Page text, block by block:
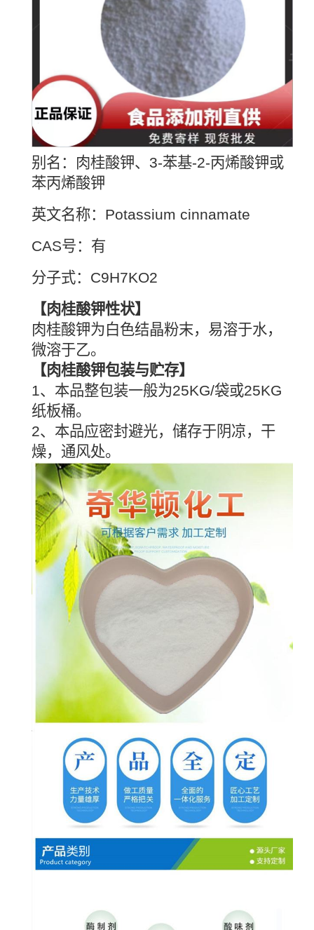
别名：肉桂酸钾、3-苯基-2-丙烯酸钾或
苯丙烯酸钾
英文名称：Potassium cinnamate
CAS号：有
分子式：C9H7KO2
【肉桂酸钾性状】
肉桂酸钾为白色结晶粉末，易溶于水，
微溶于乙。
【肉桂酸钾包装与贮存】
1、本品整包装一般为25KG/袋或25KG
纸板桶。
2、本品应密封避光，储存于阴凉，干
燥，通风处。